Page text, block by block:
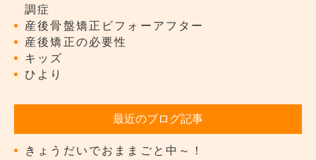
調症
産後骨盤矯正ビフォーアフター
産後矯正の必要性
キッズ
ひより
最近のブログ記事
きょうだいでおままごと中～！